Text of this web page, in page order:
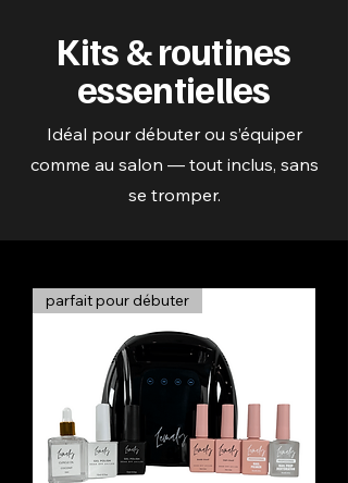
Kits & routines
essentielles
Idéal pour débuter ou s’équiper
comme au salon — tout inclus, sans
se tromper.
parfait pour débuter